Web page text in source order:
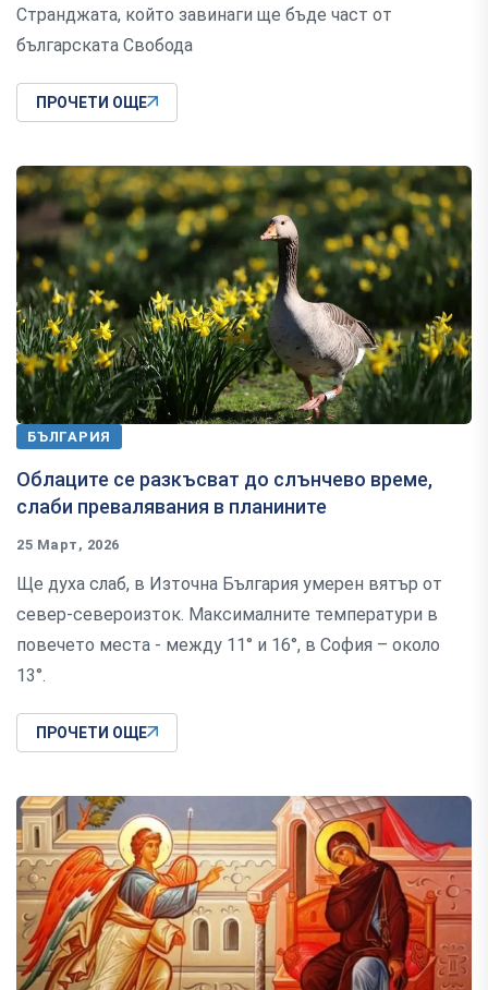
Странджата, който завинаги ще бъде част от
българската Свобода
ПРОЧЕТИ ОЩЕ
БЪЛГАРИЯ
Облаците се разкъсват до слънчево време,
слаби превалявания в планините
25 Март, 2026
Ще духа слаб, в Източна България умерен вятър от
север-североизток. Максималните температури в
повечето места - между 11° и 16°, в София – около
13°.
ПРОЧЕТИ ОЩЕ